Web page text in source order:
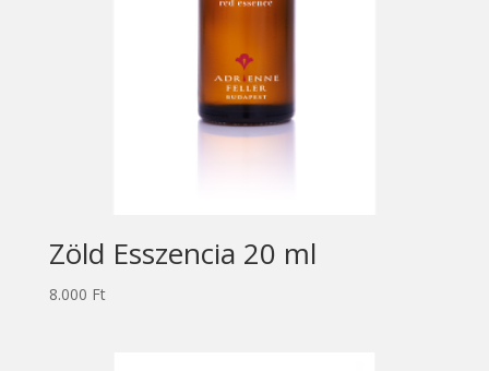
Zöld Esszencia 20 ml
8.000 Ft